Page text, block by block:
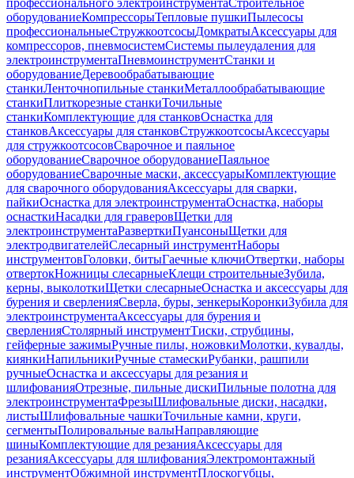
профессионального электроинструментаСтроительное
оборудованиеКомпрессорыТепловые пушкиПылесосы
профессиональныеСтружкоотсосыДомкратыАксессуары для
компрессоров, пневмосистемСистемы пылеудаления для
электроинструментаПневмоинструментСтанки и
оборудованиеДеревообрабатывающие
станкиЛенточнопильные станкиМеталлообрабатывающие
станкиПлиткорезные станкиТочильные
станкиКомплектующие для станковОснастка для
станковАксессуары для станковСтружкоотсосыАксессуары
для стружкоотсосовСварочное и паяльное
оборудованиеСварочное оборудованиеПаяльное
оборудованиеСварочные маски, аксессуарыКомплектующие
для сварочного оборудованияАксессуары для сварки,
пайкиОснастка для электроинструментаОснастка, наборы
оснасткиНасадки для граверовЩетки для
электроинструментаРазверткиПуансоныЩетки для
электродвигателейСлесарный инструментНаборы
инструментовГоловки, битыГаечные ключиОтвертки, наборы
отвертокНожницы слесарныеКлещи строительныеЗубила,
керны, выколоткиЩетки слесарныеОснастка и аксессуары для
бурения и сверленияСверла, буры, зенкерыКоронкиЗубила для
электроинструментаАксессуары для бурения и
сверленияСтолярный инструментТиски, струбцины,
гейферные зажимыРучные пилы, ножовкиМолотки, кувалды,
киянкиНапильникиРучные стамескиРубанки, рашпили
ручныеОснастка и аксессуары для резания и
шлифованияОтрезные, пильные дискиПильные полотна для
электроинструментаФрезыШлифовальные диски, насадки,
листыШлифовальные чашкиТочильные камни, круги,
сегментыПолировальные валыНаправляющие
шиныКомплектующие для резанияАксессуары для
резанияАксессуары для шлифованияЭлектромонтажный
инструментОбжимной инструментПлоскогубцы,